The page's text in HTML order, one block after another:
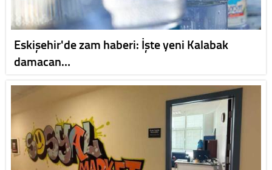
Eskişehir'de zam haberi: İşte yeni Kalabak
damacan…